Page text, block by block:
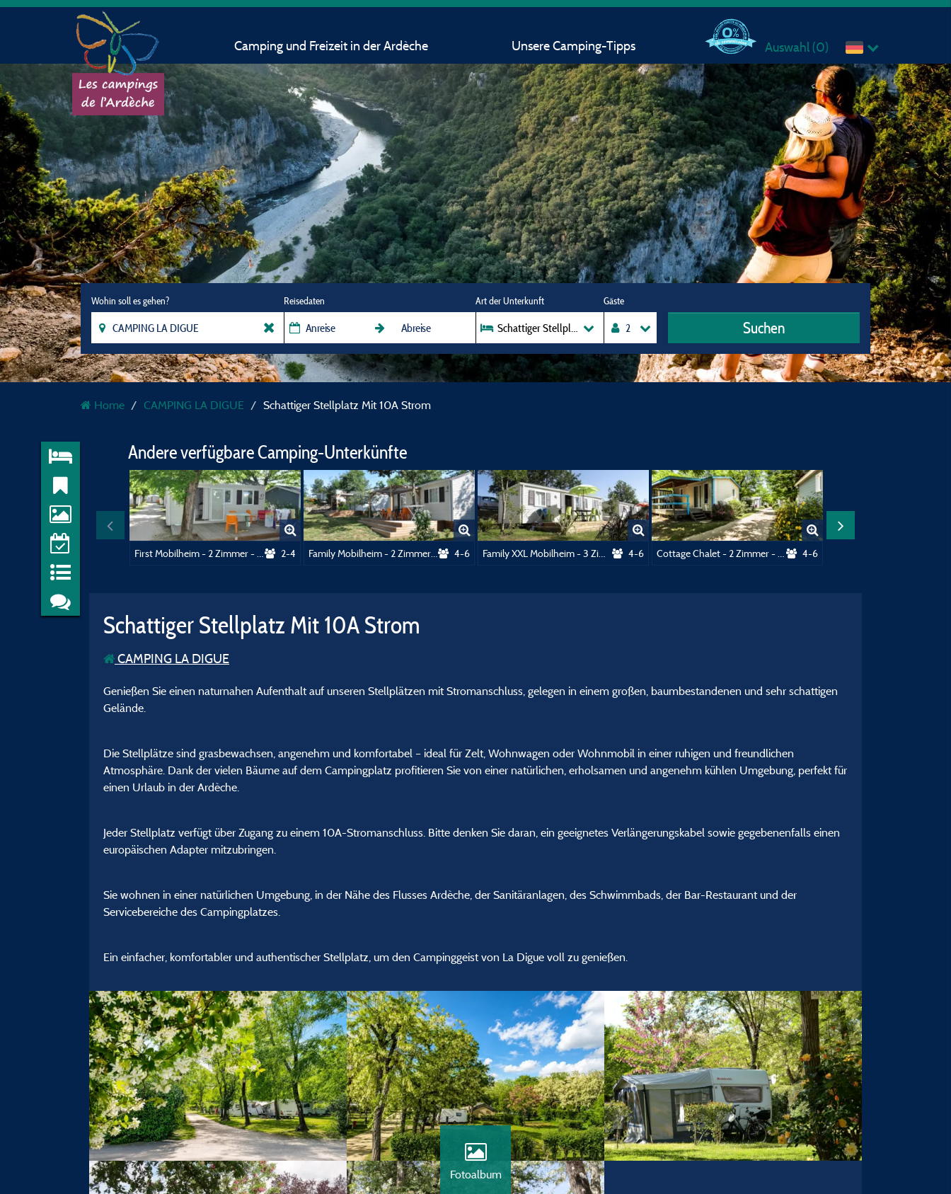
Camping und Freizeit in der Ardèche Unsere Camping-Tipps Auswahl (0)
Wohin soll es gehen? Reisedaten Art der Unterkunft
Schattiger Stellplatz Mit 10A Strom
Gäste
Suchen
Home CAMPING LA DIGUE Schattiger Stellplatz Mit 10A Strom
Andere verfügbare Camping-Unterkünfte
2-4 Family Mobilheim - 2 Zimmer - 25m² mit Sanitär / Secteur Jardins**** 4-6 Family XXL Mobilheim - 3 Zimmer - 32m² + Badezimmer 4-6 4-6
Schattiger Stellplatz Mit 10A Strom
CAMPING LA DIGUE
Genießen Sie einen naturnahen Aufenthalt auf unseren Stellplätzen mit Stromanschluss, gelegen in einem großen, baumbestandenen und sehr schattigen
Gelände.
Die Stellplätze sind grasbewachsen, angenehm und komfortabel – ideal für Zelt, Wohnwagen oder Wohnmobil in einer ruhigen und freundlichen
Atmosphäre. Dank der vielen Bäume auf dem Campingplatz profitieren Sie von einer natürlichen, erholsamen und angenehm kühlen Umgebung, perfekt für
einen Urlaub in der Ardèche.
Jeder Stellplatz verfügt über Zugang zu einem 10A-Stromanschluss. Bitte denken Sie daran, ein geeignetes Verlängerungskabel sowie gegebenenfalls einen
europäischen Adapter mitzubringen.
Sie wohnen in einer natürlichen Umgebung, in der Nähe des Flusses Ardèche, der Sanitäranlagen, des Schwimmbads, der Bar-Restaurant und der
Servicebereiche des Campingplatzes.
Ein einfacher, komfortabler und authentischer Stellplatz, um den Campinggeist von La Digue voll zu genießen.
Fotoalbum